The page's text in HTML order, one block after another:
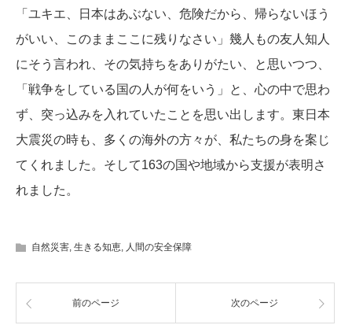
「ユキエ、日本はあぶない、危険だから、帰らないほう
がいい、このままここに残りなさい」幾人もの友人知人
にそう言われ、その気持ちをありがたい、と思いつつ、
「戦争をしている国の人が何をいう」と、心の中で思わ
ず、突っ込みを入れていたことを思い出します。東日本
大震災の時も、多くの海外の方々が、私たちの身を案じ
てくれました。そして163の国や地域から支援が表明さ
れました。
自然災害, 生きる知恵, 人間の安全保障
前のページ 次のページ